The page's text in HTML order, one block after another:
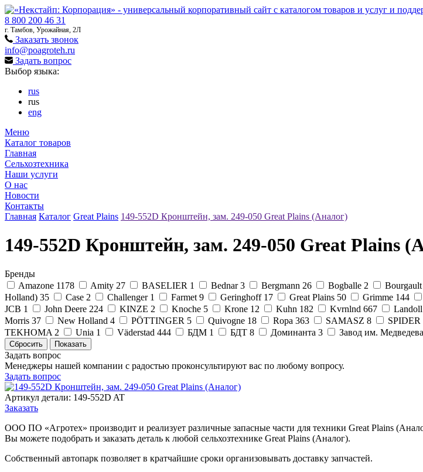
8 800 200 46 31
г. Тамбов, Урожайная, 2Л
Заказать звонок
info@poagroteh.ru
Задать вопрос
Выбор языка:
rus
rus
eng
Меню
Каталог товаров
Главная
Сельхозтехника
Наши услуги
О нас
Новости
Контакты
Главная Каталог Great Plains 149-552D Кронштейн, зам. 249-050 Great Plains (Аналог)
149-552D Кронштейн, зам. 249-050 Great Plains
Бренды
Amazone 1178 Amity 27 BASELIER 1 Bednar 3 Bergmann 26 Bogballe 2 Bourgault
Holland) 35 Case 2 Challenger 1 Farmet 9 Geringhoff 17 Great Plains 50 Grimme 144
JCB 1 John Deere 224 KINZE 2 Knoche 5 Krone 12 Kuhn 182 Kvrnlnd 667 Landoll
Morris 37 New Holland 4 PÖTTINGER 5 Quivogne 18 Ropa 363 SAMASZ 8 SPIDER
TEKHOMA 2 Unia 1 Väderstad 444 БДМ 1 БДТ 8 Доминанта 3 Завод им. Медведева
Задать вопрос
Менеджеры нашей компании с радостью проконсультируют вас по любому вопросу.
Задать вопрос
Артикул детали: 149-552D AT
Заказать
ООО ПО «Агротех» производит и реализует различные запасные части для техники Great Plains
Вы можете подобрать и заказать деталь к любой сельхозтехнике Great Plains (Аналог).
Собственный автопарк позволяет в кратчайшие сроки организовывать доставку запчастей.